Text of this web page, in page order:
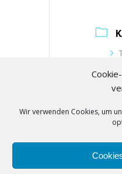
Wir verwenden Cookies, um